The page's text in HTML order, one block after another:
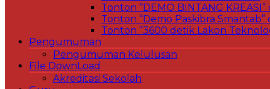
Tonton “DEMO BINTANG
Tonton “Demo Paskibra Smantab”
Tonton “3600 detik Lakon
Pengumuman
Pengumuman Kelulusan
File DownLoad
Akreditasi Sekolah